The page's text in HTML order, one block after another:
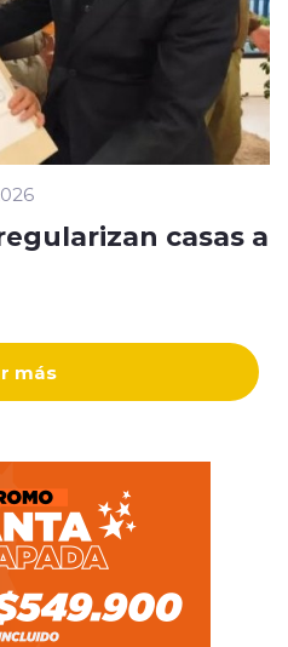
más
casas a